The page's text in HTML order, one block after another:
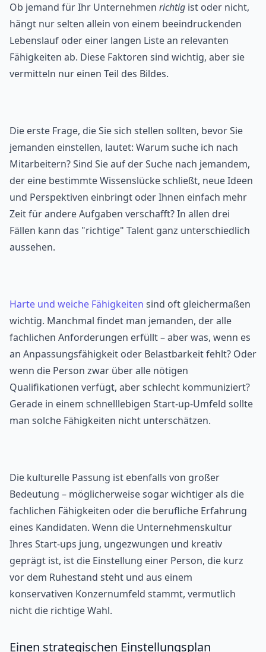
Ob jemand für Ihr Unternehmen richtig ist oder nicht,
hängt nur selten allein von einem beeindruckenden
Lebenslauf oder einer langen Liste an relevanten
Fähigkeiten ab. Diese Faktoren sind wichtig, aber sie
vermitteln nur einen Teil des Bildes.
Die erste Frage, die Sie sich stellen sollten, bevor Sie
jemanden einstellen, lautet: Warum suche ich nach
Mitarbeitern? Sind Sie auf der Suche nach jemandem,
der eine bestimmte Wissenslücke schließt, neue Ideen
und Perspektiven einbringt oder Ihnen einfach mehr
Zeit für andere Aufgaben verschafft? In allen drei
Fällen kann das "richtige" Talent ganz unterschiedlich
aussehen.
Harte und weiche Fähigkeiten sind oft gleichermaßen
wichtig. Manchmal findet man jemanden, der alle
fachlichen Anforderungen erfüllt – aber was, wenn es
an Anpassungsfähigkeit oder Belastbarkeit fehlt? Oder
wenn die Person zwar über alle nötigen
Qualifikationen verfügt, aber schlecht kommuniziert?
Gerade in einem schnelllebigen Start-up-Umfeld sollte
man solche Fähigkeiten nicht unterschätzen.
Die kulturelle Passung ist ebenfalls von großer
Bedeutung – möglicherweise sogar wichtiger als die
fachlichen Fähigkeiten oder die berufliche Erfahrung
eines Kandidaten. Wenn die Unternehmenskultur
Ihres Start-ups jung, ungezwungen und kreativ
geprägt ist, ist die Einstellung einer Person, die kurz
vor dem Ruhestand steht und aus einem
konservativen Konzernumfeld stammt, vermutlich
nicht die richtige Wahl.
Einen strategischen Einstellungsplan